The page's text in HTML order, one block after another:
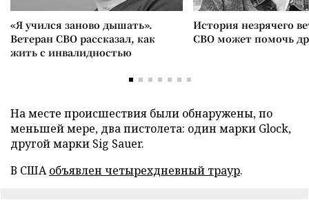
«Я учился заново дышать».
Ветеран СВО рассказал, как
жить с инвалидностью
История незрячего
СВО может помочь
На месте происшествия были обнаружены, по
меньшей мере, два пистолета: один марки Glock,
другой марки Sig Sauer.
В СШАобъявлен четырехдневный траур.